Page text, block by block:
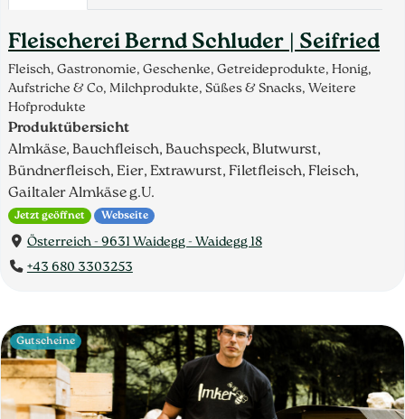
Fleischerei Bernd Schluder | Seifried
Fleisch, Gastronomie, Geschenke, Getreideprodukte, Honig,
Aufstriche & Co, Milchprodukte, Süßes & Snacks, Weitere
Hofprodukte
Produktübersicht
Almkäse, Bauchfleisch, Bauchspeck, Blutwurst,
Bündnerfleisch, Eier, Extrawurst, Filetfleisch, Fleisch,
Gailtaler Almkäse g.U.
Jetzt geöffnet Webseite
Österreich - 9631 Waidegg - Waidegg 18
+43 680 3303253
Gutscheine